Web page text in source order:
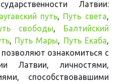
Латвии:
путь, Путь света,
свободы, Балтийский
, Путь Мары, Путь Екаба,
позволяют ознакомиться с
Латвии, личностями,
способствовавшими